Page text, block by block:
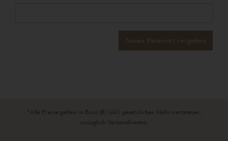
*Alle Preise gelten in Euro (€) inkl. gesetzlicher Mehrwertsteuer,
zuzüglich Versandkosten.